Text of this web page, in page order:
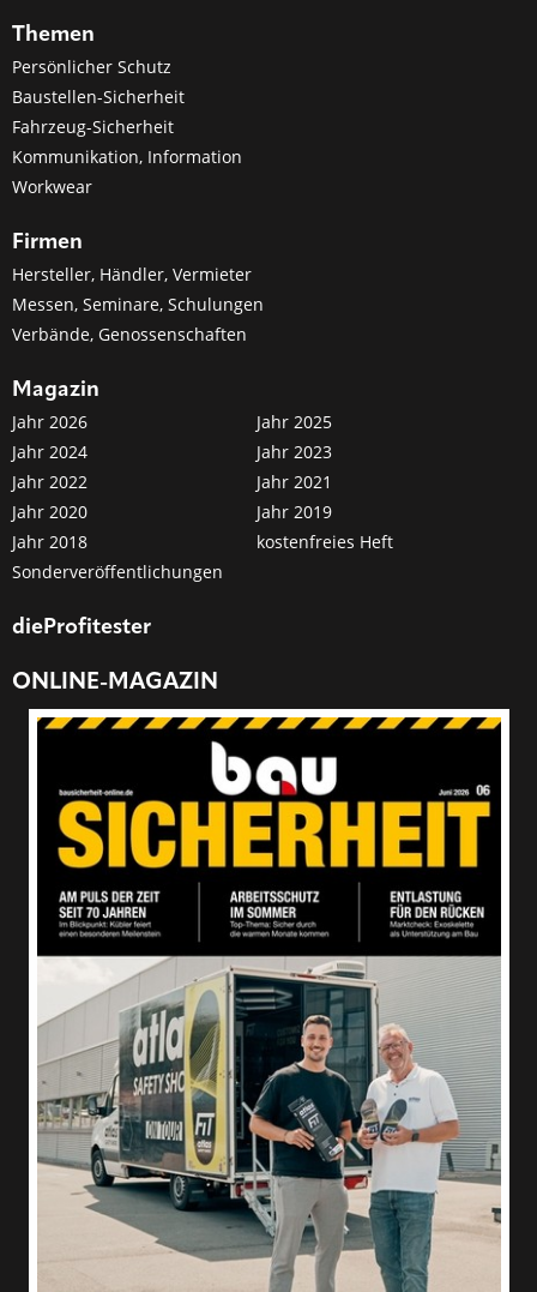
Themen
Persönlicher Schutz
Baustellen-Sicherheit
Fahrzeug-Sicherheit
Kommunikation, Information
Workwear
Firmen
Hersteller, Händler, Vermieter
Messen, Seminare, Schulungen
Verbände, Genossenschaften
Magazin
Jahr 2026
Jahr 2025
Jahr 2024
Jahr 2023
Jahr 2022
Jahr 2021
Jahr 2020
Jahr 2019
Jahr 2018
kostenfreies Heft
Sonderveröffentlichungen
dieProfitester
ONLINE-MAGAZIN